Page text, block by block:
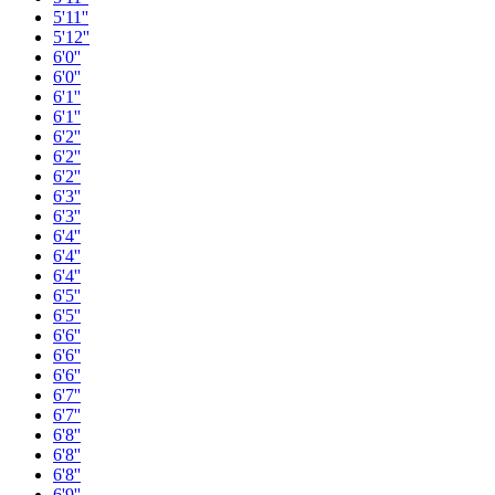
5'11''
5'12''
6'0''
6'0''
6'1''
6'1''
6'2''
6'2''
6'2''
6'3''
6'3''
6'4''
6'4''
6'4''
6'5''
6'5''
6'6''
6'6''
6'6''
6'7''
6'7''
6'8''
6'8''
6'8''